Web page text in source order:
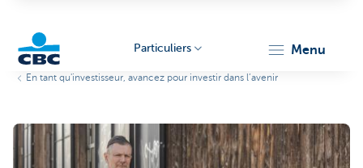
Particuliers menu
En tant qu'investisseur, avancez pour investir dans l’avenir